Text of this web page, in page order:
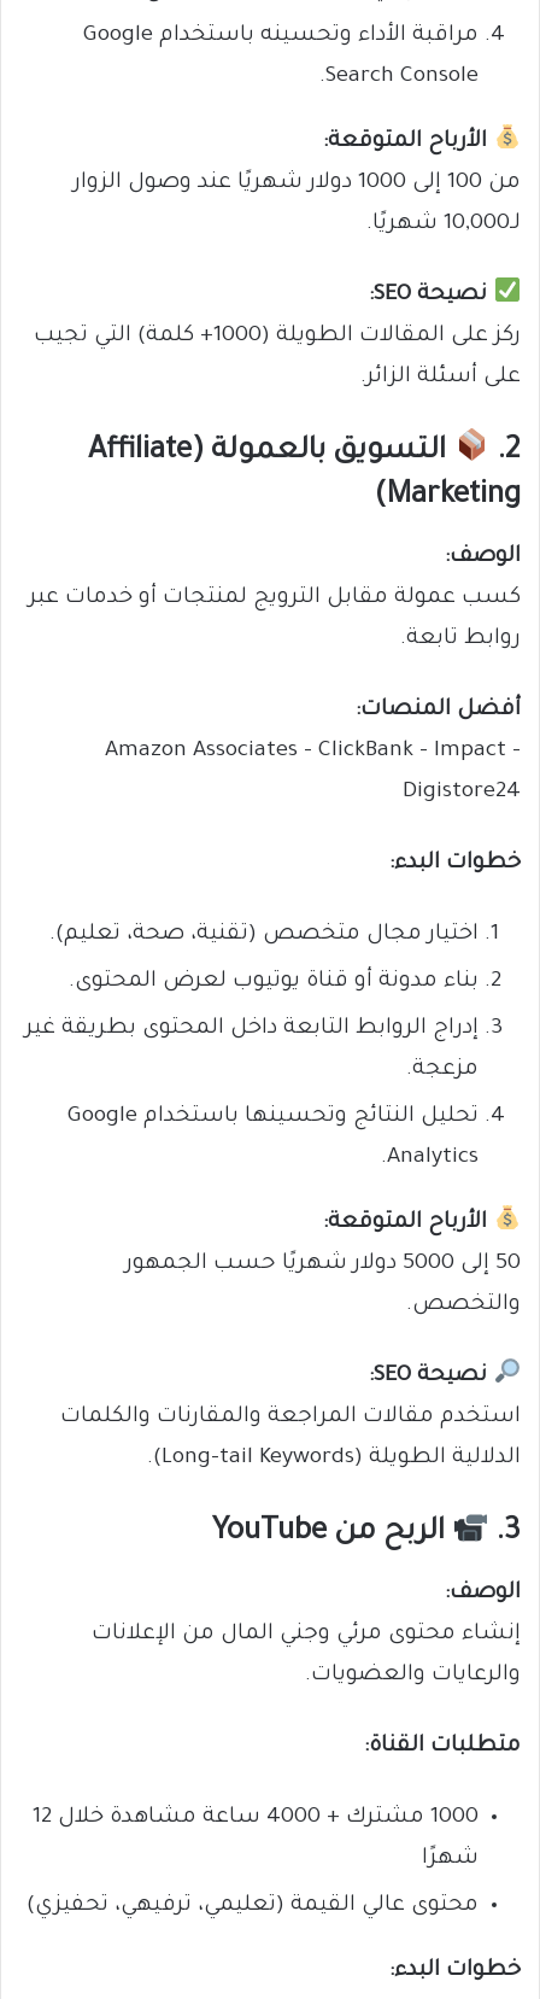
مراقبة الأداء وتحسينه باستخدام Google
Search Console.
الأرباح المتوقعة:
من 100 إلى 1000 دولار شهريًا عند وصول الزوار
لـ10,000 شهريًا.
نصيحة SEO:
ركز على المقالات الطويلة (1000+ كلمة) التي تجيب
على أسئلة الزائر.
2.
التسويق بالعمولة (Affiliate
Marketing)
الوصف:
كسب عمولة مقابل الترويج لمنتجات أو خدمات عبر
روابط تابعة.
أفضل المنصات:
Amazon Associates – ClickBank – Impact –
Digistore24
خطوات البدء:
اختيار مجال متخصص (تقنية، صحة، تعليم).
بناء مدونة أو قناة يوتيوب لعرض المحتوى.
إدراج الروابط التابعة داخل المحتوى بطريقة غير
مزعجة.
تحليل النتائج وتحسينها باستخدام Google
Analytics.
الأرباح المتوقعة:
50 إلى 5000 دولار شهريًا حسب الجمهور
والتخصص.
نصيحة SEO:
استخدم مقالات المراجعة والمقارنات والكلمات
الدلالية الطويلة (Long-tail Keywords).
3. الربح من YouTube
الوصف:
إنشاء محتوى مرئي وجني المال من الإعلانات
والرعايات والعضويات.
متطلبات القناة:
1000 مشترك + 4000 ساعة مشاهدة خلال 12
شهرًا
محتوى عالي القيمة (تعليمي، ترفيهي، تحفيزي)
خطوات البدء: